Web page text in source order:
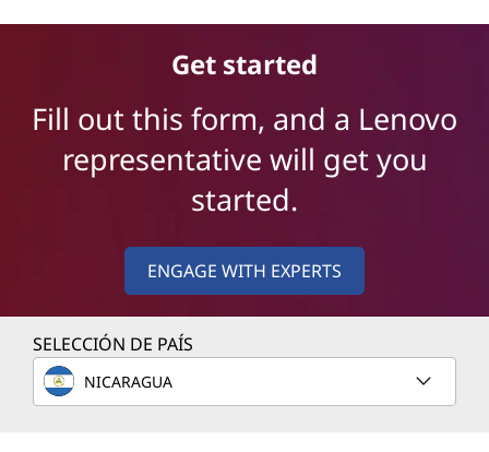
Get started
Fill out this form, and a Lenovo
representative will get you
started.
ENGAGE WITH EXPERTS
SELECCIÓN DE PAÍS
NICARAGUA